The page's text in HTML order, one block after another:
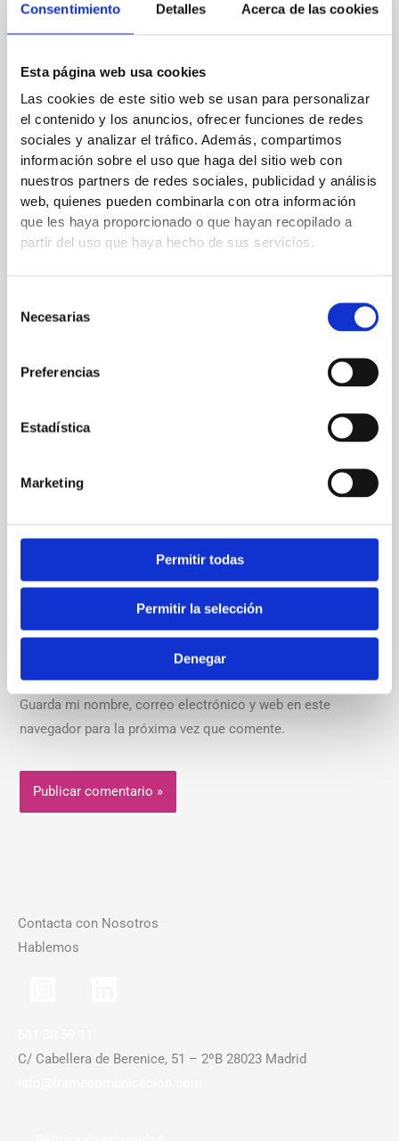
Consentimiento Detalles Acerca de las cookies
Esta página web usa cookies
Las cookies de este sitio web se usan para personalizar
el contenido y los anuncios, ofrecer funciones de redes
sociales y analizar el tráfico. Además, compartimos
información sobre el uso que haga del sitio web con
nuestros partners de redes sociales, publicidad y análisis
web, quienes pueden combinarla con otra información
que les haya proporcionado o que hayan recopilado a
partir del uso que haya hecho de sus servicios.
Necesarias
Preferencias
Estadística
Marketing
Permitir todas
Permitir la selección
Denegar
Deja un comentario
Tu dirección de correo electrónico no será publicada. Los
campos obligatorios están marcados con*
Escribe
aquí...
Guarda mi nombre, correo electrónico y web en este
navegador para la próxima vez que comente.
Contacta con Nosotros
Hablemos
C/ Cabellera de Berenice, 51 – 2ºB 28023 Madrid